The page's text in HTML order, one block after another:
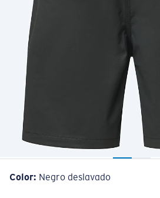
Color: Negro deslavado